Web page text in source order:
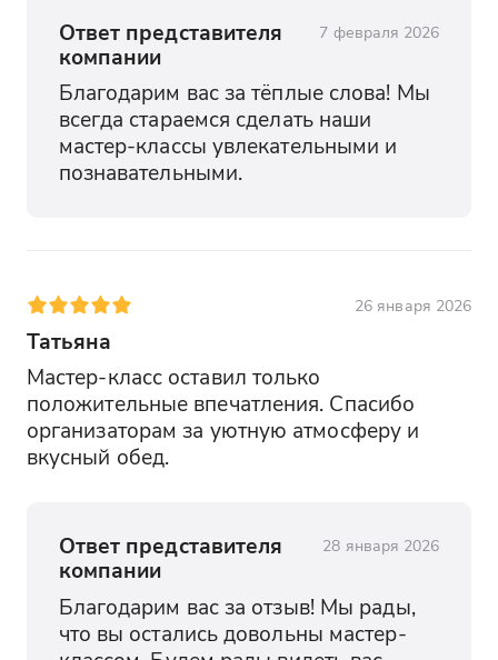
Ответ представителя
компании
7 февраля 2026
Благодарим вас за тёплые слова! Мы
всегда стараемся сделать наши
мастер-классы увлекательными и
познавательными.
26 января 2026
Татьяна
Мастер-класс оставил только
положительные впечатления. Спасибо
организаторам за уютную атмосферу и
вкусный обед.
Ответ представителя
компании
28 января 2026
Благодарим вас за отзыв! Мы рады,
что вы остались довольны мастер-